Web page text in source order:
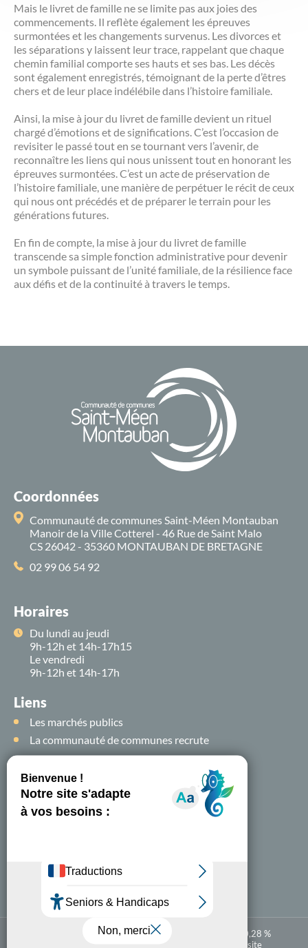
Mais le livret de famille ne se limite pas aux joies des
commencements. Il reflète également les épreuves
surmontées et les changements survenus. Les divorces et
les séparations y laissent leur trace, rappelant que chaque
chemin familial comporte ses hauts et ses bas. Les décès
sont également enregistrés, témoignant de la perte d’êtres
chers et de leur place indélébile dans l’histoire familiale.
Ainsi, la mise à jour du livret de famille devient un rituel
chargé d’émotions et de significations. C’est l’occasion de
revisiter le passé tout en se tournant vers l’avenir, de
reconnaître les liens qui nous unissent tout en honorant les
épreuves surmontées. C’est un acte de préservation de
l’histoire familiale, une manière de perpétuer le récit de ceux
qui nous ont précédés et de préparer le terrain pour les
générations futures.
En fin de compte, la mise à jour du livret de famille
transcende sa simple fonction administrative pour devenir
un symbole puissant de l’unité familiale, de la résilience face
aux défis et de la continuité à travers le temps.
A+
Coordonnées
Communauté de communes Saint-Méen Montauban
Manoir de la Ville Cotterel - 46 Rue de Saint Malo
CS 26042 - 35360 MONTAUBAN DE BRETAGNE
02 99 06 54 92
Horaires
Du lundi au jeudi
9h-12h et 14h-17h15
Le vendredi
9h-12h et 14h-17h
Liens
Les marchés publics
La communauté de communes recrute
Suivez-nous sur
les
réseaux sociaux !
Nous contacter
Accessibilité numérique : partiellement conforme à 80,28 %
Plan du site